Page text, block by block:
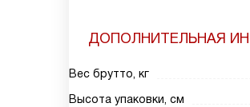
ДОПОЛНИТЕЛЬНАЯ
Вес брутто, кг
Высота упаковки, см